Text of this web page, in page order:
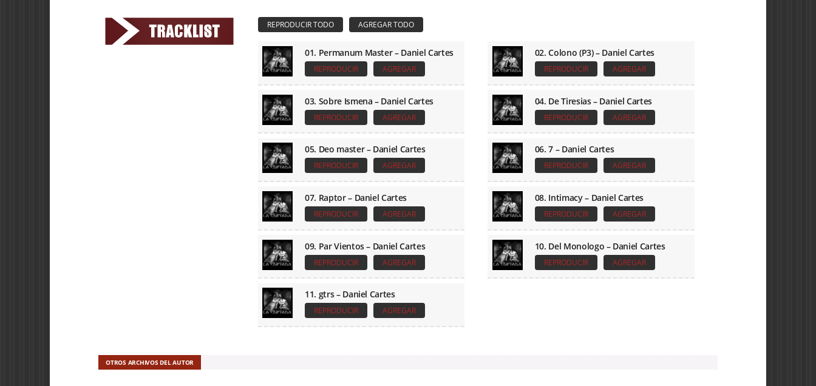
01. Permanum Master – Daniel Cartes
REPRODUCIR AGREGAR
02. Colono (P3) – Daniel Cartes
REPRODUCIR AGREGAR
03. Sobre Ismena – Daniel Cartes
REPRODUCIR AGREGAR
04. De Tiresias – Daniel Cartes
REPRODUCIR AGREGAR
05. Deo master – Daniel Cartes
REPRODUCIR AGREGAR
06. 7 – Daniel Cartes
REPRODUCIR AGREGAR
07. Raptor – Daniel Cartes
REPRODUCIR AGREGAR
08. Intimacy – Daniel Cartes
REPRODUCIR AGREGAR
09. Par Vientos – Daniel Cartes
REPRODUCIR AGREGAR
10. Del Monologo – Daniel Cartes
REPRODUCIR AGREGAR
11. gtrs – Daniel Cartes
REPRODUCIR AGREGAR
OTROS ARCHIVOS DEL AUTOR